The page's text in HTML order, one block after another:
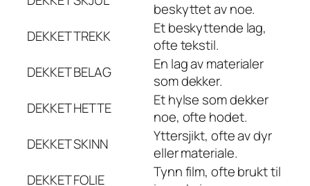
beskyttet av noe.
DEKKETTREKK
Et beskyttende lag,
ofte tekstil.
DEKKETBELAG
En lag av materialer
som dekker.
DEKKETHETTE
Et hylse som dekker
noe, ofte hodet.
DEKKETSKINN
Yttersjikt, ofte av dyr
eller materiale.
DEKKETFOLIE
Tynn film, ofte brukt til